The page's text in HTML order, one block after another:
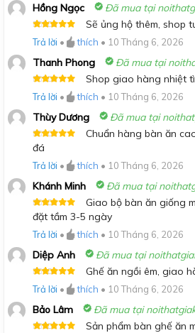
Hồng Ngọc Đã mua tại
hạng5 5
Sẽ ủng hộ thêm, shop
Trả lời • thích • 10 Tháng 6, 2026
Thanh Phong Đã mua tại
hạng5 5
Shop giao hàng nhiệt
Trả lời • thích • 10 Tháng 6, 2026
Thùy Dương Đã mua tại
Được xếp
hạng
sao
Chuẩn hàng bàn ăn
đá
Trả lời • thích • 10 Tháng 6, 2026
Khánh Minh Đã mua tại
Được xếp
hạng55
sao
Giao bộ bàn ăn giống
đặt tầm 3-5 ngày
Trả lời • thích • 10 Tháng 6, 2026
Diệp Anh Đã mua tại
hạng5 5
Ghế ăn ngồi êm, giao
Trả lời • thích • 10 Tháng 6, 2026
Bảo Lâm Đã mua tại
Sản phẩm bàn ghế ăn